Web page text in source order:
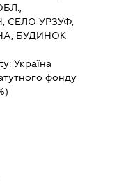
СЕЛО УРЗУФ,
БУДИНОК
Україна
фонду